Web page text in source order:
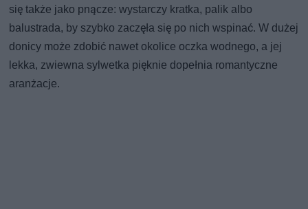
się także jako pnącze: wystarczy kratka, palik albo
balustrada, by szybko zaczęła się po nich wspinać. W dużej
donicy może zdobić nawet okolice oczka wodnego, a jej
lekka, zwiewna sylwetka pięknie dopełnia romantyczne
aranżacje.